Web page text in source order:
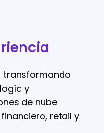
transformando
y
de nube
retail y